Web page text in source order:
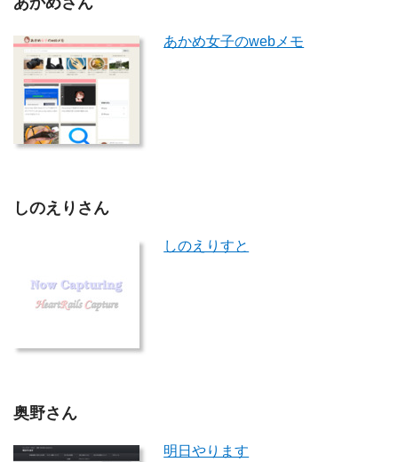
あかめ女子のwebメモ
しのえりさん
しのえりすと
奥野さん
明日やります